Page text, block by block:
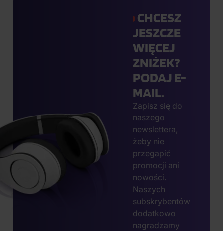
CHCESZ
JESZCZE
WIĘCEJ
ZNIŻEK?
PODAJ E-
MAIL.
Zapisz się do
naszego
newslettera,
żeby nie
przegapić
promocji ani
nowości.
Naszych
subskrybentów
dodatkowo
nagradzamy